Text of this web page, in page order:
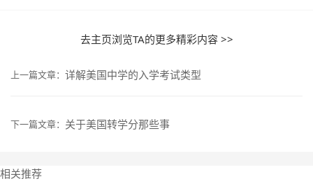
去主页浏览TA的更多精彩内容 >>
上一篇文章： 详解美国中学的入学考试类型
下一篇文章： 关于美国转学分那些事
相关推荐